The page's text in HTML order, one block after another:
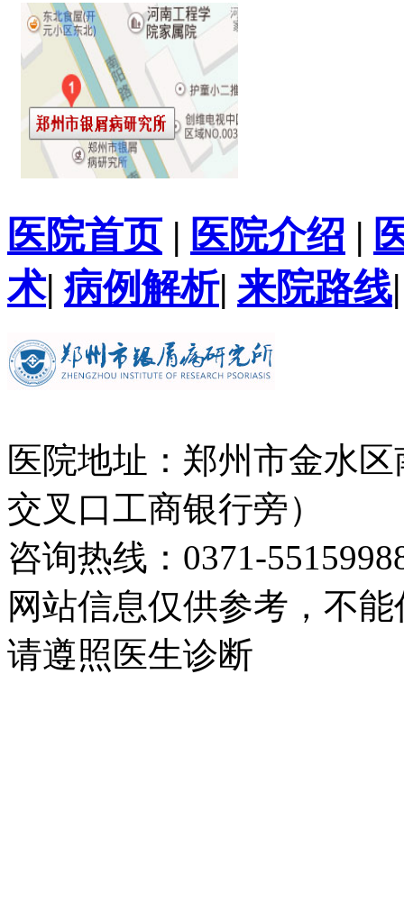
医院首页| 医院介绍 |
术| 病例解析| 来院路线
医院地址：郑州市金水
交叉口工商银行旁）
咨询热线：0371-
网站信息仅供参考，不
请遵照医生诊断